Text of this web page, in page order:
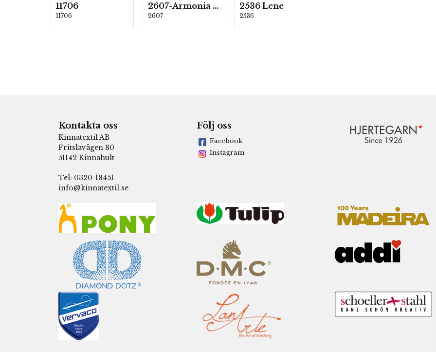
11706
11706
2607-Armonia och Alpaca 400
2607
2536 Lene
2536
Kontakta oss
Kinnatextil AB
Fritslavägen 80
51142 Kinnahult
Tel: 0320-18451
info@kinnatextil.se
Följ oss
Facebook
Instagram